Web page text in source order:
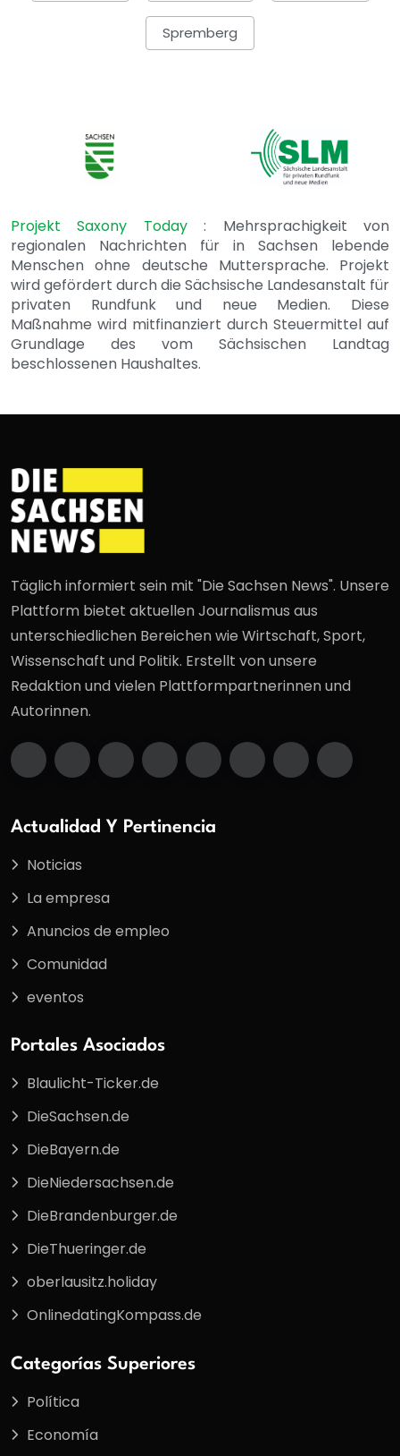
Spremberg
Projekt Saxony Today: Mehrsprachigkeit von
regionalen Nachrichten für in Sachsen lebende
Menschen ohne deutsche Muttersprache. Projekt
wird gefördert durch die Sächsische Landesanstalt für
privaten Rundfunk und neue Medien. Diese
Maßnahme wird mitfinanziert durch Steuermittel auf
Grundlage des vom Sächsischen Landtag
beschlossenen Haushaltes.
Täglich informiert sein mit "Die Sachsen News". Unsere
Plattform bietet aktuellen Journalismus aus
unterschiedlichen Bereichen wie Wirtschaft, Sport,
Wissenschaft und Politik. Erstellt von unsere
Redaktion und vielen Plattformpartnerinnen und
Autorinnen.
Actualidad Y Pertinencia
Noticias
La empresa
Anuncios de empleo
Comunidad
eventos
Portales Asociados
Blaulicht-Ticker.de
DieSachsen.de
DieBayern.de
DieNiedersachsen.de
DieBrandenburger.de
DieThueringer.de
oberlausitz.holiday
OnlinedatingKompass.de
Categorías Superiores
Política
Economía